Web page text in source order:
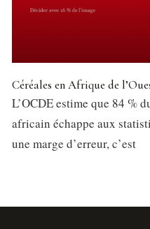
Céréales en Afrique de
L’OCDE estime que 84 %
africain échappe aux
une marge d’erreur, c’est